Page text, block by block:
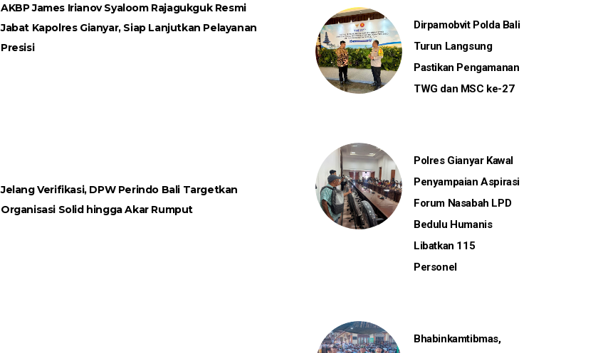
AKBP James Irianov Syaloom Rajagukguk Resmi
Jabat Kapolres Gianyar, Siap Lanjutkan Pelayanan
Presisi
Jelang Verifikasi, DPW Perindo Bali Targetkan
Organisasi Solid hingga Akar Rumput
Dirpamobvit Polda Bali
Turun Langsung
Pastikan Pengamanan
TWG dan MSC ke-27
Polres Gianyar Kawal
Penyampaian Aspirasi
Forum Nasabah LPD
Bedulu Humanis
Libatkan 115
Personel
Bhabinkamtibmas,